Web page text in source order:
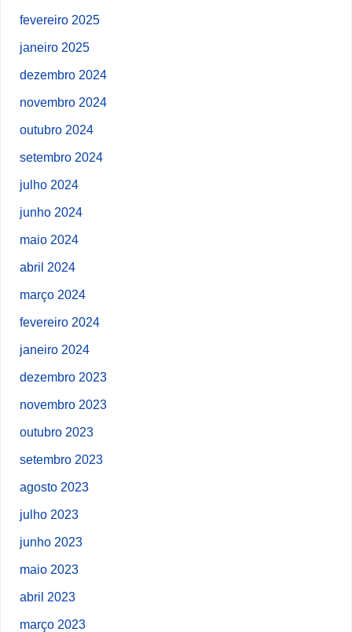
fevereiro 2025
janeiro 2025
dezembro 2024
novembro 2024
outubro 2024
setembro 2024
julho 2024
junho 2024
maio 2024
abril 2024
março 2024
fevereiro 2024
janeiro 2024
dezembro 2023
novembro 2023
outubro 2023
setembro 2023
agosto 2023
julho 2023
junho 2023
maio 2023
abril 2023
março 2023